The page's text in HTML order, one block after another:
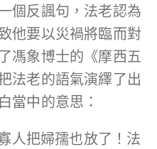
個反諷句，法老認為
他要以災禍將臨而對
馮象博士的《摩西五
法老的語氣演繹了出
當中的意思：
人把婦孺也放了！法